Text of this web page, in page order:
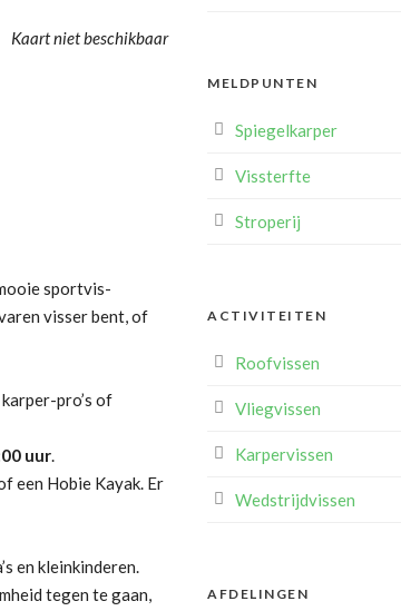
Kaart niet beschikbaar
sportvis-
visser bent, of
pro’s of
uur.
een Hobie Kayak. Er
en kleinkinderen.
tegen te gaan,
MELDPUNTEN
Spiegelkarper
Vissterfte
Stroperij
ACTIVITEITEN
Roofvissen
Vliegvissen
Karpervissen
Wedstrijdvissen
AFDELINGEN